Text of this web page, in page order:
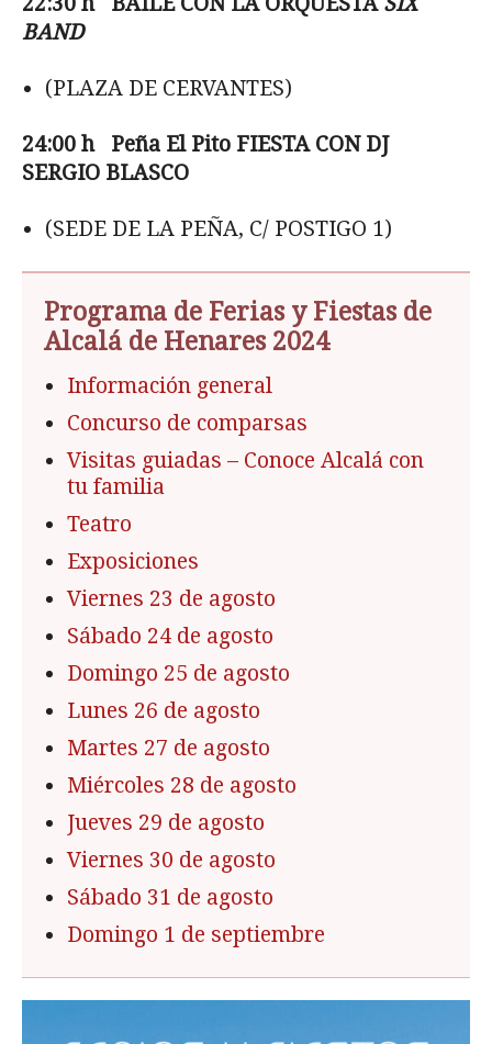
BAND
(PLAZA DE CERVANTES)
24:00 h Peña El Pito FIESTA CON DJ
SERGIO BLASCO
(SEDE DE LA PEÑA, C/ POSTIGO 1)
Programa de Ferias y Fiestas de
Alcalá de Henares 2024
Información general
Concurso de comparsas
Visitas guiadas – Conoce Alcalá con
tu familia
Teatro
Exposiciones
Viernes 23 de agosto
Sábado 24 de agosto
Domingo 25 de agosto
Lunes 26 de agosto
Martes 27 de agosto
Miércoles 28 de agosto
Jueves 29 de agosto
Viernes 30 de agosto
Sábado 31 de agosto
Domingo 1 de septiembre